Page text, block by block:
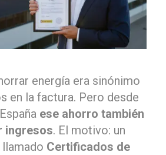
energía era sinónimo
en la factura. Pero desde
ese ahorro también
ingresos. El motivo: un
Certificados de